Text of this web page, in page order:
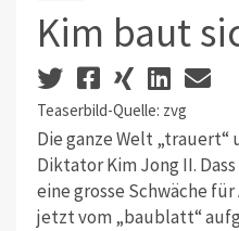
Kim baut
Teaserbild-Quelle: zvg
Die ganze Welt
Diktator Kim Jong II.
eine grosse Schwäche
jetzt vom „baublatt“